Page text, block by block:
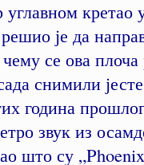
кретао
је да
се ова плоча
снимили
година
звук из
што су